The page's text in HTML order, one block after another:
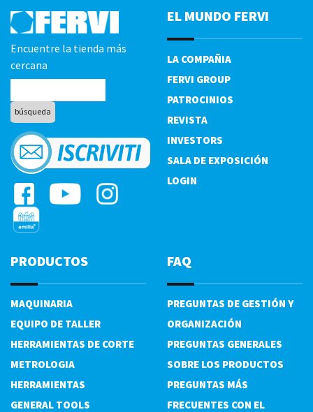
Encuentre la tienda más
cercana
EL MUNDO FERVI
LA COMPAÑIA
FERVI GROUP
PATROCINIOS
REVISTA
INVESTORS
SALA DE EXPOSICIÓN
LOGIN
PRODUCTOS
MAQUINARIA
EQUIPO DE TALLER
HERRAMIENTAS DE CORTE
METROLOGIA
HERRAMIENTAS
GENERAL TOOLS
FAQ
PREGUNTAS DE GESTIÓN Y
ORGANIZACIÓN
PREGUNTAS GENERALES
SOBRE LOS PRODUCTOS
PREGUNTAS MÁS
FRECUENTES CON EL